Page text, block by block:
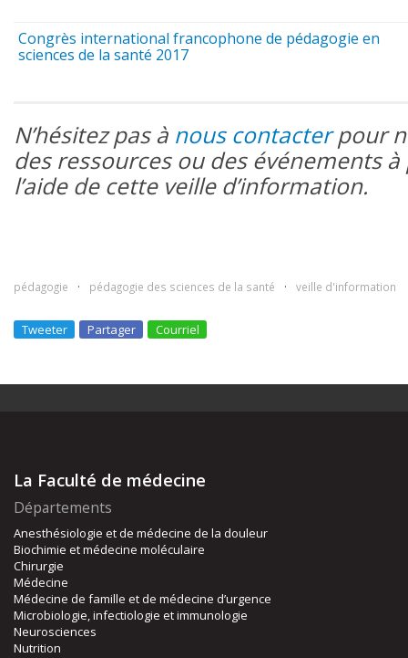
Congrès international francophone de pédagogie en
sciences de la santé 2017
N’hésitez pas à nous contacterpour
des ressources ou des événements
l’aide de cette veille d’information.
pédagogie pédagogie des sciences de la santé veille d'information
Tweeter Partager Courriel
La Faculté de médecine
Départements
Anesthésiologie et de médecine de la douleur
Biochimie et médecine moléculaire
Chirurgie
Médecine
Médecine de famille et de médecine d’urgence
Microbiologie, infectiologie et immunologie
Neurosciences
Nutrition